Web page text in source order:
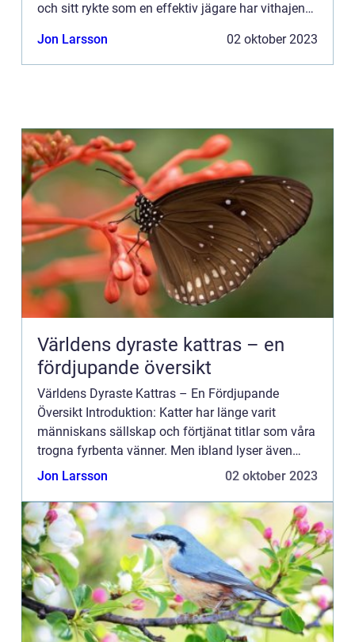
och sitt rykte som en effektiv jägare har vithajen
denna artikel kommer vi at...
Jon Larsson 02 oktober 2023
Världens dyraste kattras – en
fördjupande översikt
Världens Dyraste Kattras – En Fördjupande
Översikt Introduktion: Katter har länge varit
människans sällskap och förtjänat titlar som våra
trogna fyrbenta vänner. Men ibland lyser även
exklusiviteten igenom, och det är då världens
Jon Larsson 02 oktober 2023